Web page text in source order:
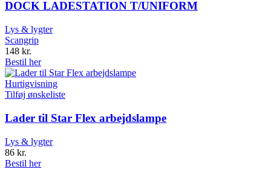
DOCK LADESTATION T/UNIFORM
Lys & lygter
Scangrip
148 kr.
Bestil her
Hurtigvisning
Tilføj ønskeliste
Lader til Star Flex arbejdslampe
Lys & lygter
86 kr.
Bestil her